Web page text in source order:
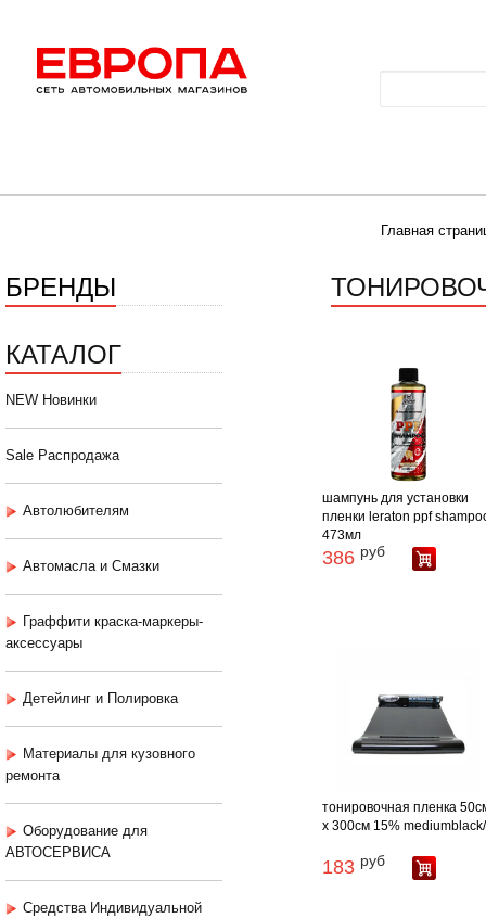
Главная
БРЕНДЫ
КАТАЛОГ
NEW Новинки
Sale Распродажа
Автолюбителям
Автомасла и Смазки
Граффити краска-маркеры-
аксессуары
Детейлинг и Полировка
Материалы для кузовного
ремонта
Оборудование для
АВТОСЕРВИСА
Средства Индивидуальной
шампунь для установки
пленки leraton ppf
473мл
386 руб
тонировочная пленка
х 300см 15%
183 руб